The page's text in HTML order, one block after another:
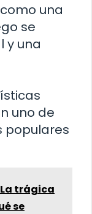
una
se
y una
uno de
populares
La trágica
se